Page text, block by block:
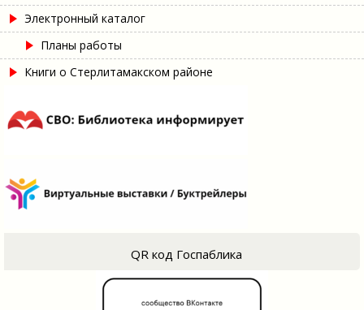
Электронный каталог
Планы работы
Книги о Стерлитамакском районе
QR код Госпаблика